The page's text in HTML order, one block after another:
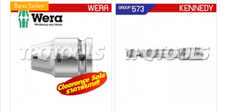
Best Seller